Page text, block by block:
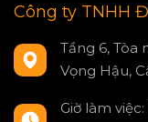
Công ty TNHH
Tầng 6, Tòa
Vọng Hậu,
Giờ làm